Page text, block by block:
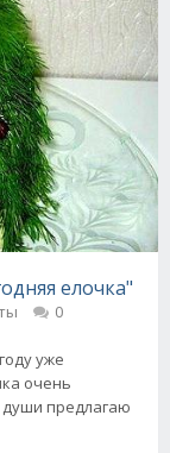
елочка"
0
уже
очень
души предлагаю